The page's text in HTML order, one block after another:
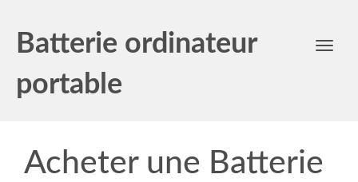
Batterie ordinateur
portable
Toggle
Acheter une Batterie